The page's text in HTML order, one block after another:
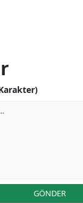
GÖNDER